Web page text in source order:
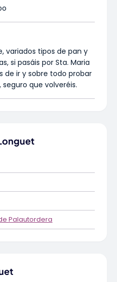
variados tipos de pan y
si pasáis por Sta. Maria
de ir y sobre todo probar
que volveréis.
Palautordera